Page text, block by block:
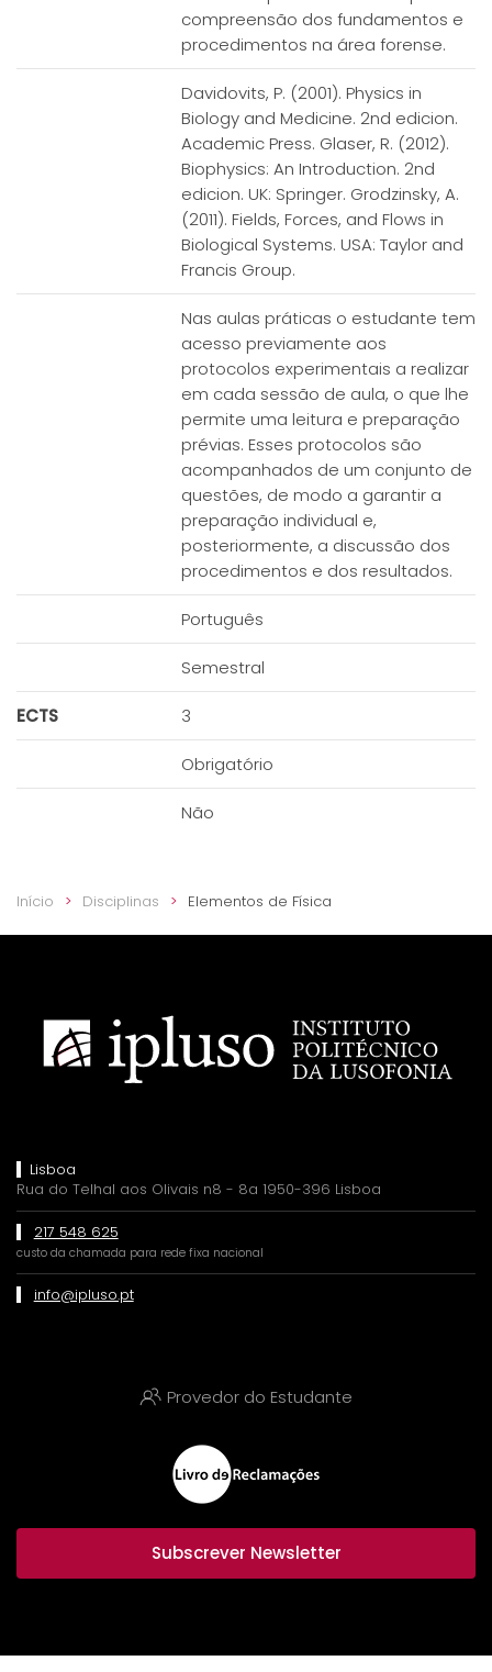
compreensão dos fundamentos e
procedimentos na área forense.
Davidovits, P. (2001). Physics in
Biology and Medicine. 2nd edicion.
Academic Press. Glaser, R. (2012).
Biophysics: An Introduction. 2nd
edicion. UK: Springer. Grodzinsky, A.
(2011). Fields, Forces, and Flows in
Biological Systems. USA: Taylor and
Francis Group.
Nas aulas práticas o estudante tem
acesso previamente aos
protocolos experimentais a realizar
em cada sessão de aula, o que lhe
permite uma leitura e preparação
prévias. Esses protocolos são
acompanhados de um conjunto de
questões, de modo a garantir a
preparação individual e,
posteriormente, a discussão dos
procedimentos e dos resultados.
Português
Semestral
ECTS 3
Obrigatório
Não
Início Disciplinas Elementos de Física
Lisboa
Rua do Telhal aos Olivais n8 - 8a 1950-396 Lisboa
217 548 625
custo da chamada para rede fixa nacional
info@ipluso.pt
Provedor do Estudante
Subscrever Newsletter